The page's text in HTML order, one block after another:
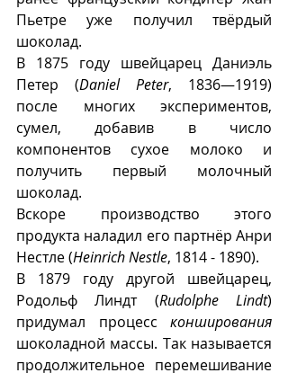
Пьетре уже получил твёрдый
шоколад.
В 1875 году швейцарец Даниэль
Петер (Daniel Peter, 1836—1919)
после многих экспериментов,
сумел, добавив в число
компонентов сухое молоко и
получить первый молочный
шоколад.
Вскоре производство этого
продукта наладил его партнёр Анри
Нестле (Heinrich Nestle, 1814 - 1890).
В 1879 году другой швейцарец,
Родольф Линдт (Rudolphe Lindt)
придумал процесс конширования
шоколадной массы. Так называется
продолжительное перемешивание